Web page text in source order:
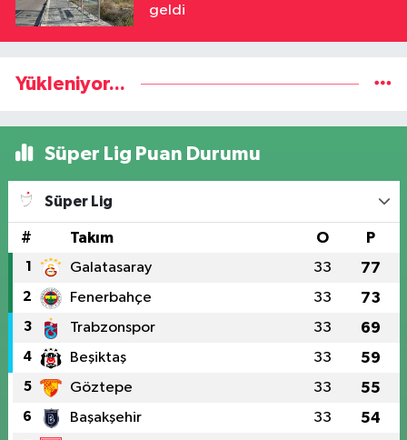
geldi
Yükleniyor...
Süper Lig Puan Durumu
Süper Lig
# Takım O P
1 Galatasaray 33 77
2 Fenerbahçe 33 73
3 Trabzonspor 33 69
4 Beşiktaş 33 59
5 Göztepe 33 55
6 Başakşehir 33 54